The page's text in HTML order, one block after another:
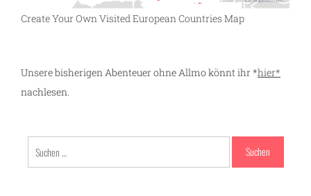
Create Your Own Visited European Countries Map
Unsere bisherigen Abenteuer ohne Allmo könnt ihr *hier*
nachlesen.
nach: